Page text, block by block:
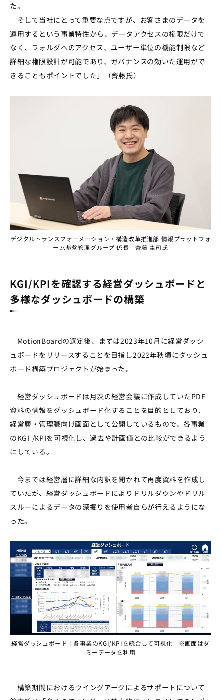
た。
そして当社にとって重要な点ですが、お客さまのデータを
運用するという事業特性から、データアクセスの権限だけで
なく、フォルダへのアクセス、ユーザー単位の機能制限など
詳細な権限設計が可能であり、ガバナンスの効いた運用がで
きることもポイントでした」（齊藤氏）
デジタルトランスフォーメーション・構造改革推進部 情報プラットフォ
ーム基盤管理グループ 係長 齊藤 圭司氏
KGI/KPIを確認する経営ダッシュボードと
多様なダッシュボードの構築
MotionBoardの選定後、まずは2023年10月に経営ダッシ
ュボードをリリースすることを目指し2022年秋頃にダッシュ
ボード構築プロジェクトが始まった。
経営ダッシュボードは月次の経営会議に作成していたPDF
資料の情報をダッシュボード化することを目的としており、
経営層・管理職向け画面として公開しているもので、各事業
のKGI /KPIを可視化し、過去や計画値との比較ができるよう
にしている。
今までは経営層に詳細な内訳を聞かれて再度資料を作成し
ていたが、経営ダッシュボードによりドリルダウンやドリル
スルーによるデータの深掘りを使用者自らが行えるようにな
った。
経営ダッシュボード：各事業のKGI/KPIを統合して可視化 ※画面はダ
ミーデータを利用
構築期間におけるウイングアークによるサポートについて